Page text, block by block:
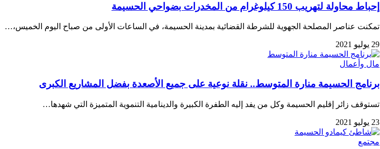
إحباط محاولة لتهريب 150 كيلوغرام من المخدرات بضواحي الحسيمة
تمكنت عناصر المصلحة الجهوية للشرطة القضائية بمدينة الحسيمة، في الساعات الأولى من صباح اليوم الخميس،…
29 يوليو 2021
مال وأعمال
برنامج الحسيمة منارة المتوسط.. نقلة نوعية على جميع الأصعدة بفضل المشاريع الكبرى
تستوقف زائر إقليم الحسيمة وكل من يفد إليه الطفرة الكبيرة والدينامية التنموية المتميزة التي شهدها…
23 يوليو 2021
مجتمع